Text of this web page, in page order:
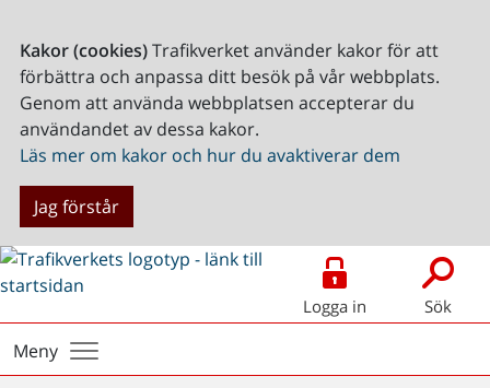
Kakor (cookies)Trafikverket använder kakor för att
förbättra och anpassa ditt besök på vår webbplats.
Genom att använda webbplatsen accepterar du
användandet av dessa kakor.
Läs mer om kakor och hur du avaktiverar dem
Jag förstår
Logga in Sök
Meny